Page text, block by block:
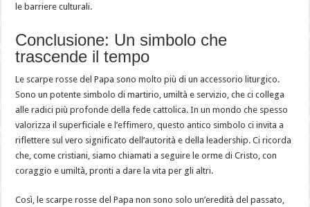
le barriere culturali.
Conclusione: Un simbolo che
trascende il tempo
Le scarpe rosse del Papa sono molto più di un accessorio liturgico.
Sono un potente simbolo di martirio, umiltà e servizio, che ci collega
alle radici più profonde della fede cattolica. In un mondo che spesso
valorizza il superficiale e l’effimero, questo antico simbolo ci invita a
riflettere sul vero significato dell’autorità e della leadership. Ci ricorda
che, come cristiani, siamo chiamati a seguire le orme di Cristo, con
coraggio e umiltà, pronti a dare la vita per gli altri.
Così, le scarpe rosse del Papa non sono solo un’eredità del passato,